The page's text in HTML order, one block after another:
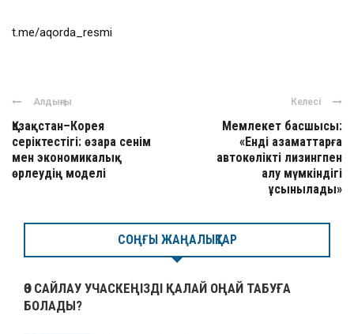
t.me/aqorda_resmi
Алдыңғы
Қазақстан–Корея
серіктестігі: өзара сенім
мен экономикалық
өрлеудің моделі
Келесі
Мемлекет басшысы:
«Енді азаматтарға
автокөлікті лизингпен
алу мүмкіндігі
ұсынылады»
СОҢҒЫ ЖАҢАЛЫҚТАР
ӨЗ САЙЛАУ УЧАСКЕҢІЗДІ ҚАЛАЙ ОҢАЙ ТАБУҒА
БОЛАДЫ?